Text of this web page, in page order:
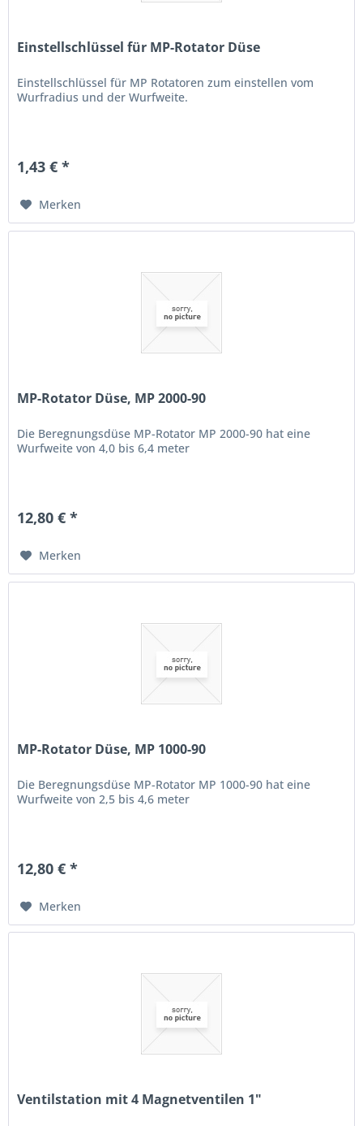
Einstellschlüssel für MP-Rotator Düse
Einstellschlüssel für MP Rotatoren zum einstellen vom
Wurfradius und der Wurfweite.
1,43 € *
Merken
MP-Rotator Düse, MP 2000-90
Die Beregnungsdüse MP-Rotator MP 2000-90 hat eine
Wurfweite von 4,0 bis 6,4 meter
12,80 € *
Merken
MP-Rotator Düse, MP 1000-90
Die Beregnungsdüse MP-Rotator MP 1000-90 hat eine
Wurfweite von 2,5 bis 4,6 meter
12,80 € *
Merken
Ventilstation mit 4 Magnetventilen 1"